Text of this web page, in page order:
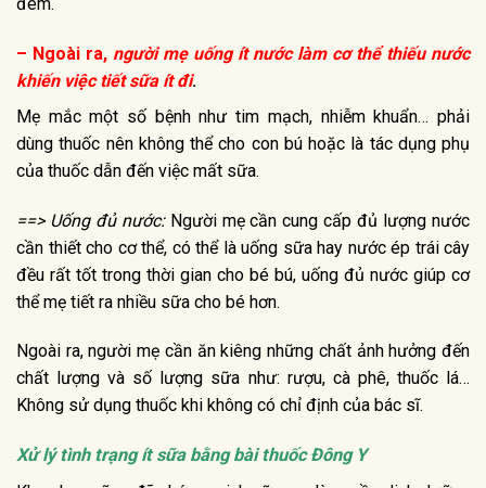
– Ngoài ra, người mẹ uống ít nước làm cơ thể thiếu nước
khiến việc tiết sữa ít đi.
Mẹ mắc một số bệnh như tim mạch, nhiễm khuẩn… phải
dùng thuốc nên không thể cho con bú hoặc là tác dụng phụ
của thuốc dẫn đến việc mất sữa.
==> Uống đủ nước: Người mẹ cần cung cấp đủ lượng nước
cần thiết cho cơ thể, có thể là uống sữa hay nước ép trái cây
đều rất tốt trong thời gian cho bé bú, uống đủ nước giúp cơ
thể mẹ tiết ra nhiều sữa cho bé hơn.
Ngoài ra, người mẹ cần ăn kiêng những chất ảnh hưởng đến
chất lượng và số lượng sữa như: rượu, cà phê, thuốc lá…
Không sử dụng thuốc khi không có chỉ định của bác sĩ.
Xử lý tình trạng ít sữa bằng bài thuốc Đông Y